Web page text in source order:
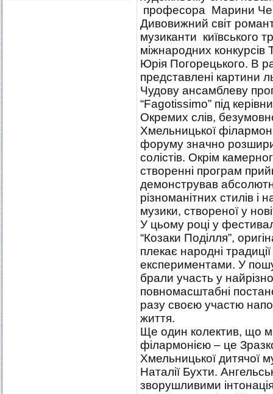
професора Марини
Дивовижний світ
музиканти київського
міжнародних
Юрія Погорецького. В
представлені картини
Чудову ансамблеву
“Fagotissimo” під
Окремих слів,
Хмельницької
форуму значно
солістів. Окрім
створенні програм
демонстрував
різноманітних стилів і
музики, створеної у
У цьому році у
“Козаки Поділля”,
плекає народні
експериментами. У
брали участь у
повномасштабні
разу своєю участю
життя.
Ще один колектив, що
філармонією – це
Хмельницької дитячої
Наталії Бухти.
зворушливими